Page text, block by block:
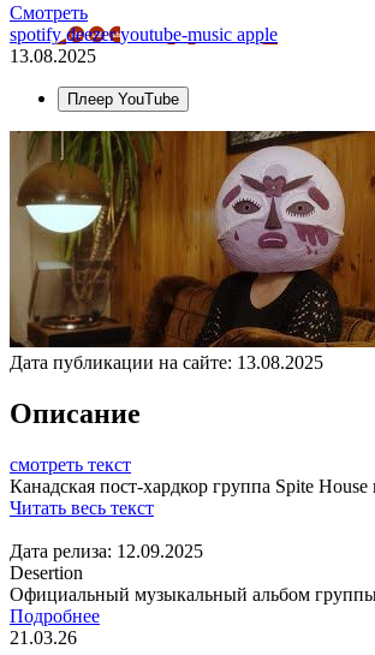
Смотреть
spotifydeezeryoutube-music apple
13.08.2025
Плеер YouTube
Дата публикации на сайте: 13.08.2025
Описание
смотреть текст
Канадская пост-хардкор группа Spite
Читать весь текст
Дата релиза: 12.09.2025
Desertion
Официальный музыкальный альбом
Подробнее
21.03.26